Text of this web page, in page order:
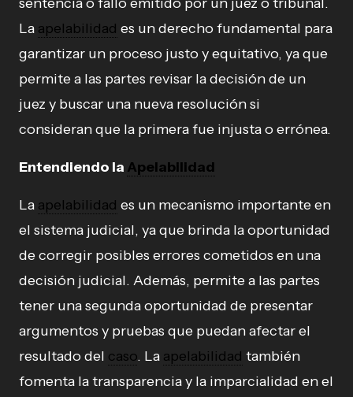
La apelabilidad es un derecho fundamental para
garantizar un proceso justo y equitativo, ya que
permite a las partes revisar la decisión de un
juez y buscar una nueva resolución si
consideran que la primera fue injusta o errónea.
Entendiendo la Apelabilidad
La apelabilidad es un mecanismo importante en
el sistema judicial, ya que brinda la oportunidad
de corregir posibles errores cometidos en una
decisión judicial. Además, permite a las partes
tener una segunda oportunidad de presentar
argumentos y pruebas que puedan afectar el
resultado del caso. La apelabilidad también
fomenta la transparencia y la imparcialidad en el